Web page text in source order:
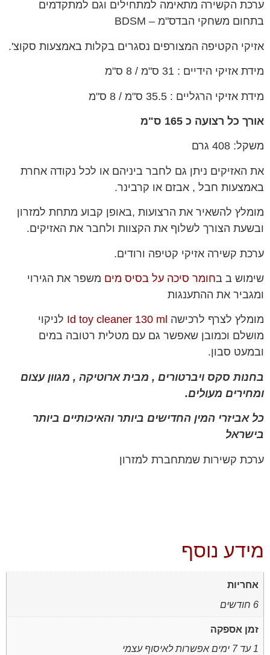
ערכת הקשירה מתאימה למתחילים וגם למתקדמים
בתחום משחקי הבדס"מ – BDSM
אזיקי הקטיפה המצורפים נסגרים בקלות באמצעות סקוצ'.
מידת אזיקי הידיים : 31 ס"מ / 8 ס"מ
מידת אזיקי הרגליים : 35.5 ס"מ / 8 ס"מ
אורך כל רצועה כ 165 ס"מ
משקל: 408 גרם
את האזיקים ניתן גם לחבר ביניהם או לכל נקודה אחרת
באמצעות חבל , אבזם או קרבינר.
מומלץ להשאיר את הרצועות ,באופן קבוע מתחת למזרון
ובשעת הצורך לשלוף את הקצוות ולחבר את האזיקים.
ערכת קשירה אזיקי קטיפה ורודים.
שימוש ב בחומר סיכה על בסיס מים משפר את הגירוי
ומגביר את ההתענגות
מומלץ לצרף לרכישה Id toy cleaner 130 ml לניקוי
מושלם וכמובן שאפשר גם עם מטלית רטובה במים
ובמעט סבון.
בחנות סקס ויברטורים , מבית ארוטיקה , מגוון עצום
ומחירים מעולים.
כל אביזרי המין החדישים ביותר והאיכותיים ביותר
בישראל
ערכת קשירות שמתחברת למזרון
מידע נוסף
אחריות
6 חודשים
זמן אספקה
1 עד 7 ימים אפשרות לאיסוף עצמי